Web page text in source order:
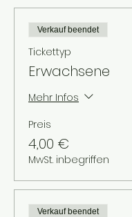
Verkauf beendet
Tickettyp
Erwachsene
Mehr Infos
Preis
4,00 €
MwSt. inbegriffen
Verkauf beendet